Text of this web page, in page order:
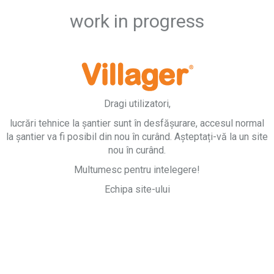
work in progress
Dragi utilizatori,
lucrări tehnice la șantier sunt în desfășurare, accesul normal
la șantier va fi posibil din nou în curând. Așteptați-vă la un site
nou în curând.
Multumesc pentru intelegere!
Echipa site-ului